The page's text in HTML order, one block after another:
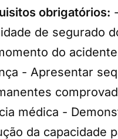
obrigatórios:
de segurado
do
- Apresentar
médica -
da capacidade